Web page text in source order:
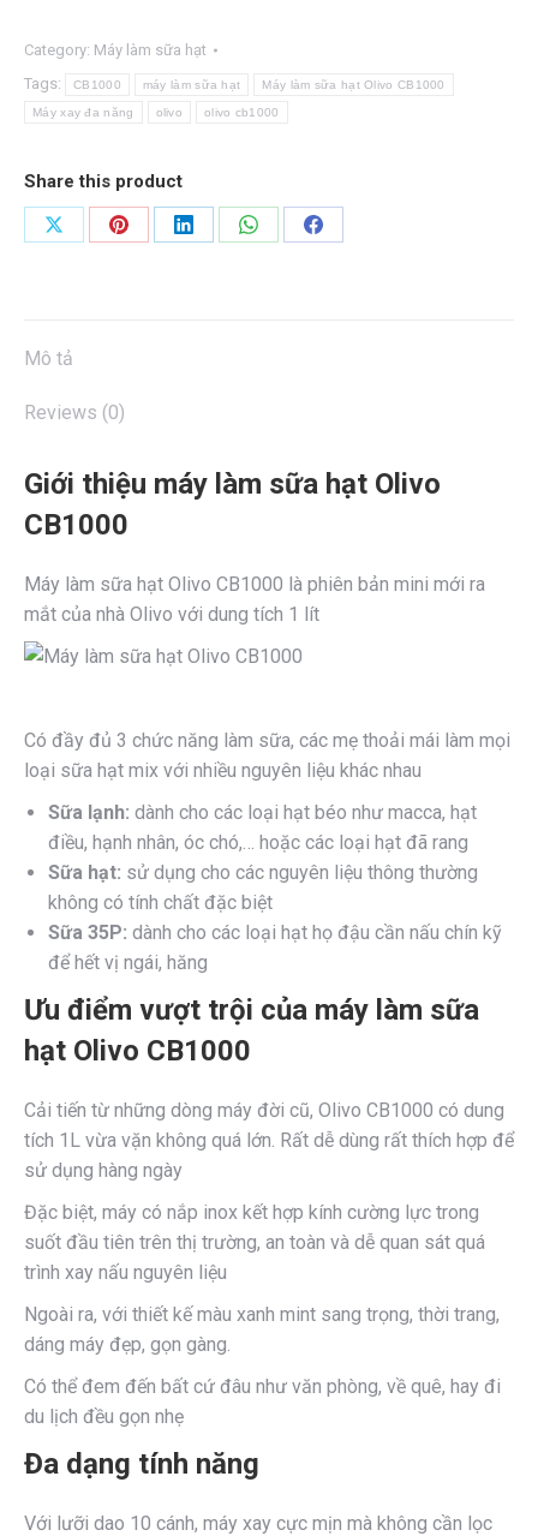
Category: Máy làm sữa hạt
Tags:
CB1000 máy làm sữa hạt Máy làm sữa hạt Olivo CB1000
Máy xay đa năng olivo olivo cb1000
Share this product
Share
Share
Share
Share
Share
Mô tả
Reviews (0)
Giới thiệu máy làm sữa hạt Olivo
CB1000
Máy làm sữa hạt Olivo CB1000 là phiên bản mini mới ra
mắt của nhà Olivo với dung tích 1 lít
Có đầy đủ 3 chức năng làm sữa, các mẹ thoải mái làm mọi
loại sữa hạt mix với nhiều nguyên liệu khác nhau
Sữa lạnh: dành cho các loại hạt béo như macca, hạt
điều, hạnh nhân, óc chó,… hoặc các loại hạt đã rang
Sữa hạt: sử dụng cho các nguyên liệu thông thường
không có tính chất đặc biệt
Sữa 35P: dành cho các loại hạt họ đậu cần nấu chín kỹ
để hết vị ngái, hăng
Ưu điểm vượt trội của máy làm sữa
hạt Olivo CB1000
Cải tiến từ những dòng máy đời cũ, Olivo CB1000 có dung
tích 1L vừa vặn không quá lớn. Rất dễ dùng rất thích hợp để
sử dụng hàng ngày
Đặc biệt, máy có nắp inox kết hợp kính cường lực trong
suốt đầu tiên trên thị trường, an toàn và dễ quan sát quá
trình xay nấu nguyên liệu
Ngoài ra, với thiết kế màu xanh mint sang trọng, thời trang,
dáng máy đẹp, gọn gàng.
Có thể đem đến bất cứ đâu như văn phòng, về quê, hay đi
du lịch đều gọn nhẹ
Đa dạng tính năng
Với lưỡi dao 10 cánh, máy xay cực mịn mà không cần lọc